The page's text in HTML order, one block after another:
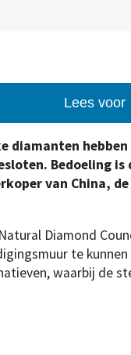
Lees voor
diamanten
Bedoeling is
van China,
Diamond
te
waarbij de